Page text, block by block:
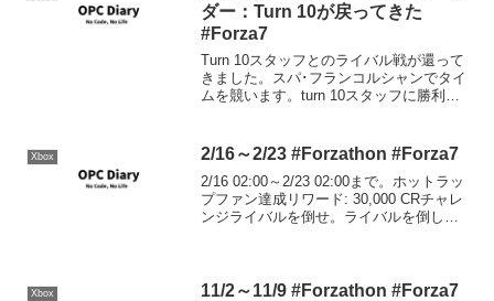
ダー：Turn 10が戻ってきた
#Forza7
Turn 10スタッフとのライバル戦が還って
きました。スパ･フランコルシャンでタイ
ムを競います。turn 10スタッフに勝利す
す。リワードは以下の通り。Shay (GT:...
Xbox 2/16～2/23 #Forzathon #Forza7
2/16 02:00～2/23 02:00まで。ホットラッ
プファン達成リワード: 30,000 CRチャレ
ンジライバルを倒せ。ライバルを倒して
Xbox 11/2～11/9 #Forzathon #Forza7